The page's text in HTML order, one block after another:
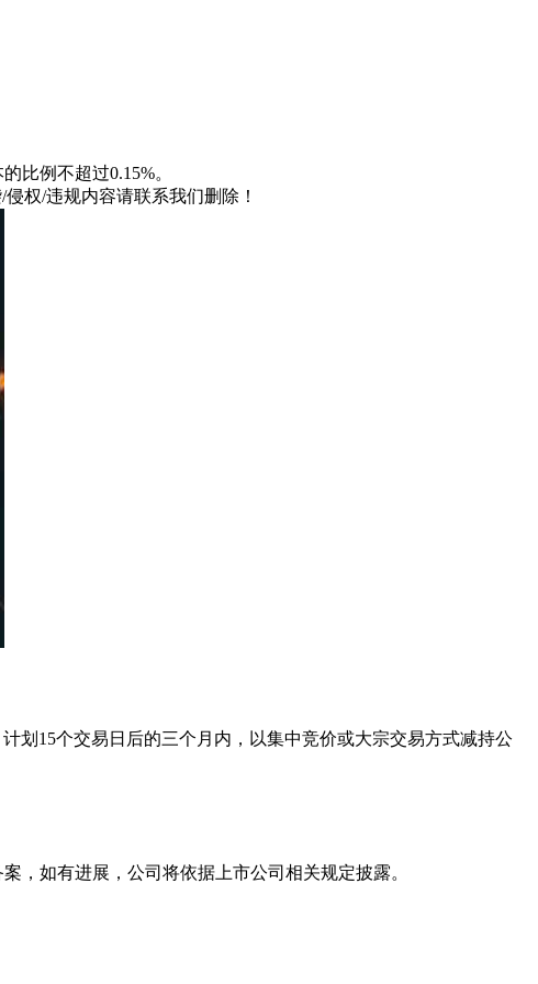
比例不超过0.15%。
权/违规内容请联系我们删除！
划15个交易日后的三个月内，以集中竞价或大宗交易方式减持公
，如有进展，公司将依据上市公司相关规定披露。